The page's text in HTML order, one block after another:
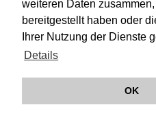
weiteren Daten
bereitgestellt haben oder
Ihrer Nutzung der Dienste
Details
OK